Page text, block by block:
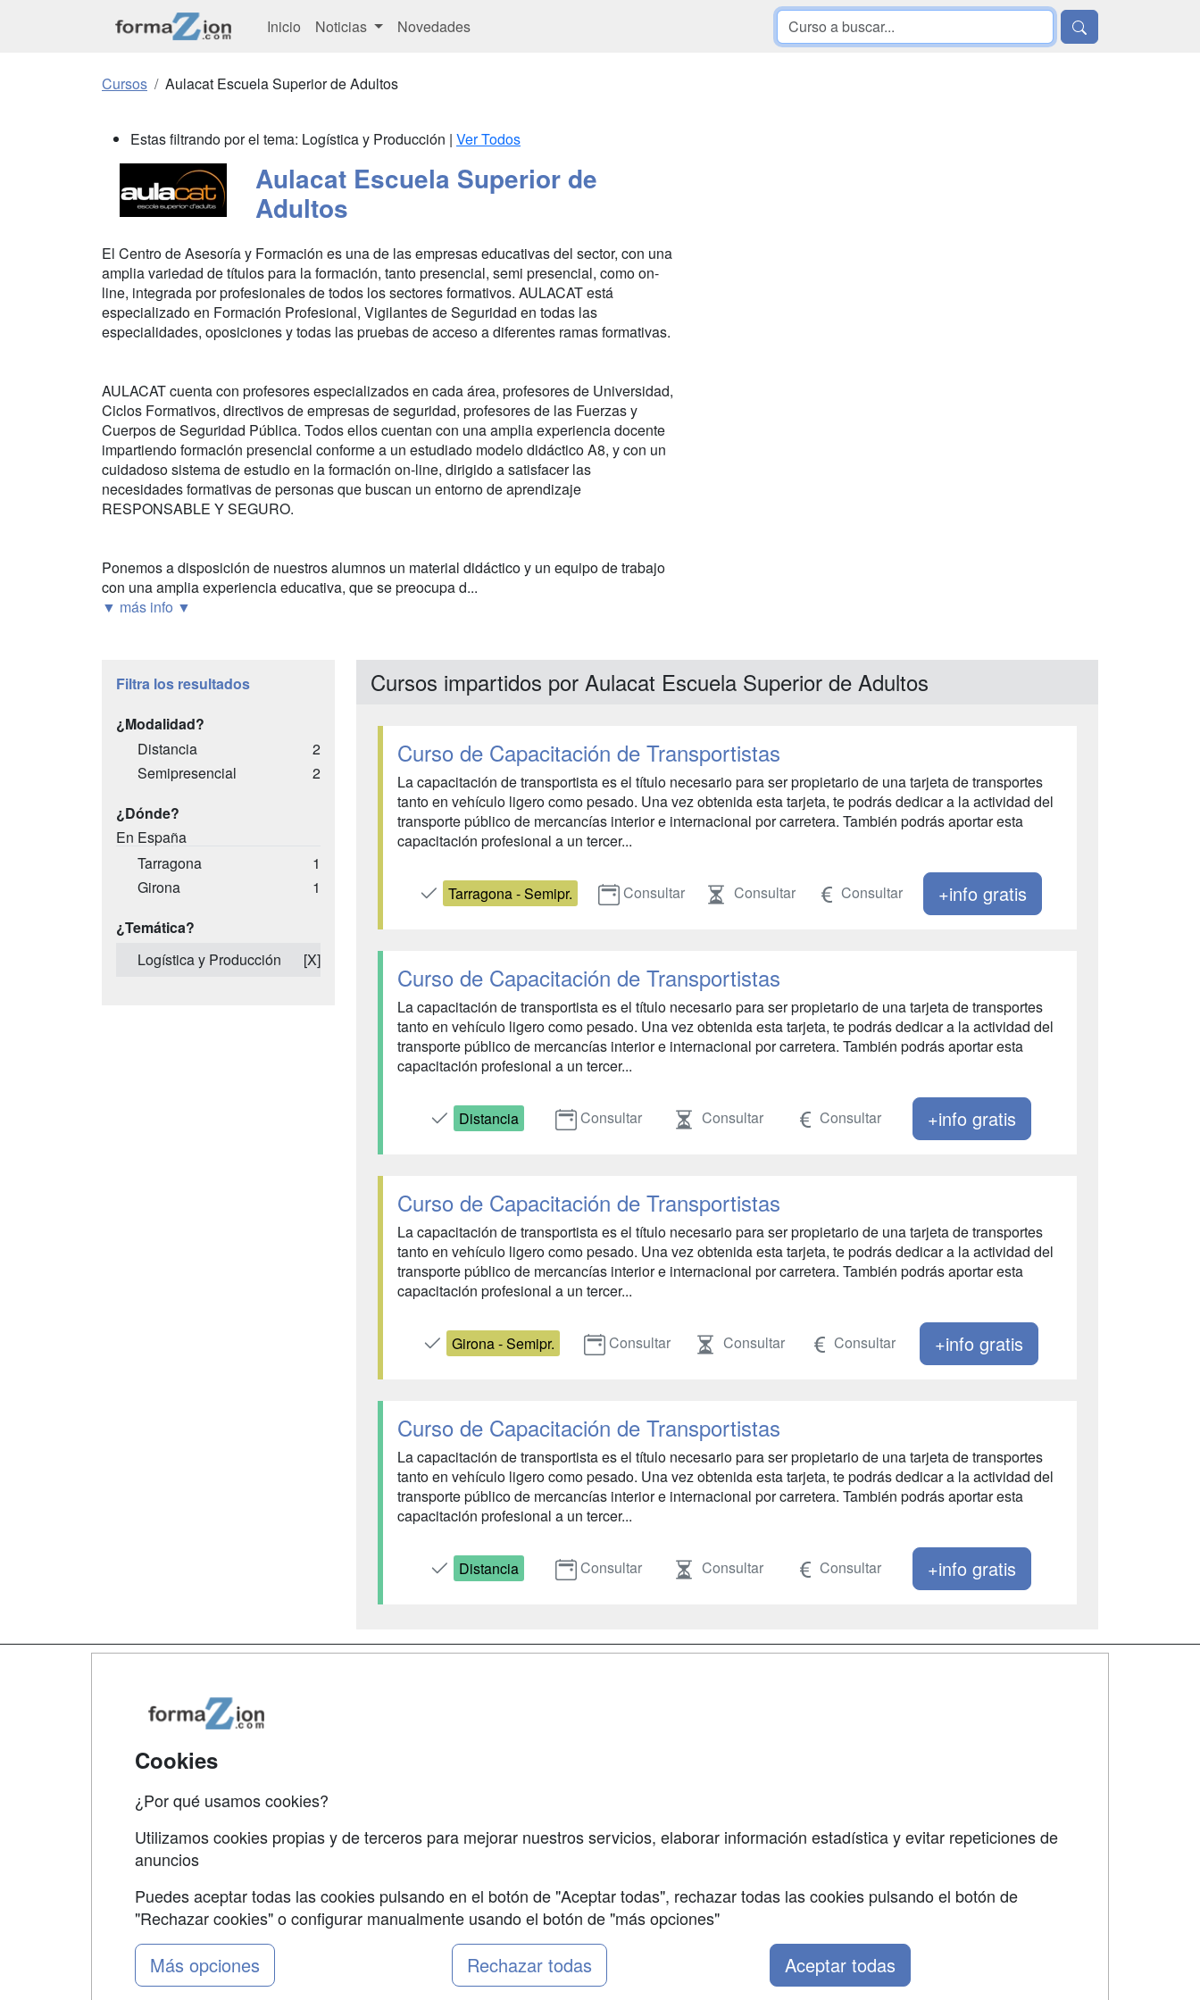
Inicio Noticias Novedades
Cursos Aulacat Escuela Superior de Adultos
Estas filtrando por el tema: Logística y Producción | Ver Todos
Aulacat Escuela Superior de
Adultos
El Centro de Asesoría y Formación es una de las empresas educativas del sector, con una
amplia variedad de títulos para la formación, tanto presencial, semi presencial, como on-
line, integrada por profesionales de todos los sectores formativos. AULACAT está
especializado en Formación Profesional, Vigilantes de Seguridad en todas las
especialidades, oposiciones y todas las pruebas de acceso a diferentes ramas formativas.
AULACAT cuenta con profesores especializados en cada área, profesores de Universidad,
Ciclos Formativos, directivos de empresas de seguridad, profesores de las Fuerzas y
Cuerpos de Seguridad Pública. Todos ellos cuentan con una amplia experiencia docente
impartiendo formación presencial conforme a un estudiado modelo didáctico A8, y con un
cuidadoso sistema de estudio en la formación on-line, dirigido a satisfacer las
necesidades formativas de personas que buscan un entorno de aprendizaje
RESPONSABLE Y SEGURO.
Ponemos a disposición de nuestros alumnos un material didáctico y un equipo de trabajo
con una amplia experiencia educativa, que se preocupa d...
▼ más info ▼
Filtra los resultados
¿Modalidad?
Distancia
2
Semipresencial
2
¿Dónde?
En España
Tarragona
1
Girona
1
¿Temática?
Logística y Producción
[X]
Cursos impartidos por Aulacat Escuela Superior de Adultos
Curso de Capacitación de Transportistas
La capacitación de transportista es el título necesario para ser propietario de una tarjeta de transportes
tanto en vehículo ligero como pesado. Una vez obtenida esta tarjeta, te podrás dedicar a la actividad del
transporte público de mercancías interior e internacional por carretera. También podrás aportar esta
capacitación profesional a un tercer...
Tarragona - Semipr. Consultar Consultar Consultar +info gratis
Curso de Capacitación de Transportistas
La capacitación de transportista es el título necesario para ser propietario de una tarjeta de transportes
tanto en vehículo ligero como pesado. Una vez obtenida esta tarjeta, te podrás dedicar a la actividad del
transporte público de mercancías interior e internacional por carretera. También podrás aportar esta
capacitación profesional a un tercer...
Distancia Consultar Consultar Consultar +info gratis
Curso de Capacitación de Transportistas
La capacitación de transportista es el título necesario para ser propietario de una tarjeta de transportes
tanto en vehículo ligero como pesado. Una vez obtenida esta tarjeta, te podrás dedicar a la actividad del
transporte público de mercancías interior e internacional por carretera. También podrás aportar esta
capacitación profesional a un tercer...
Girona - Semipr. Consultar Consultar Consultar +info gratis
Curso de Capacitación de Transportistas
La capacitación de transportista es el título necesario para ser propietario de una tarjeta de transportes
tanto en vehículo ligero como pesado. Una vez obtenida esta tarjeta, te podrás dedicar a la actividad del
transporte público de mercancías interior e internacional por carretera. También podrás aportar esta
capacitación profesional a un tercer...
Distancia Consultar Consultar Consultar +info gratis
Grupo formazion:
Cookies
¿Por qué usamos cookies?
Utilizamos cookies propias y de terceros para mejorar nuestros servicios, elaborar información estadística y evitar repeticiones de
anuncios
Puedes aceptar todas las cookies pulsando en el botón de "Aceptar todas", rechazar todas las cookies pulsando el botón de
"Rechazar cookies" o configurar manualmente usando el botón de "más opciones"
Más opciones Rechazar todas Aceptar todas